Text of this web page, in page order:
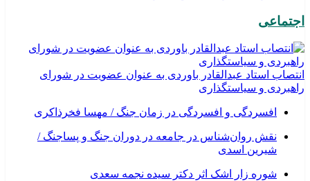
اجتماعی
انتصاب استاد عبدالقادر باوردی به عنوان عضویت در شورای
راهبردی و سیاستگذاری
افسردگی و افسردگی در زمان جنگ / مهسا فخرذاکری
نقش روان‌شناس در جامعه در دوران جنگ و پساجنگ /
شیرین اسدی
شوره زار اشک اثر دکتر سیده نجمه سعدی